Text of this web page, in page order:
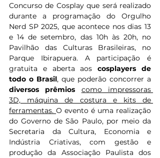
Concurso de Cosplay que será realizado
durante a programação do Orgulho
Nerd SP 2025, que acontece nos dias 13
e 14 de setembro, das 10h às 20h, no
Pavilhão das Culturas Brasileiras, no
Parque Ibirapuera. A participação é
gratuita e aberta aos cosplayers de
todo o Brasil
diversos prêmios
como impressoras
3D, máquina de costura e kits de
ferramentas. O evento é uma realização
do Governo de São Paulo, por meio da
Secretaria da Cultura, Economia e
Indústria Criativas, com gestão e
produção da Associação Paulista dos